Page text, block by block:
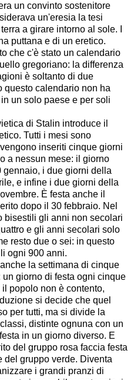
un convinto sostenitore
un'eresia la tesi
a girare intorno al sole. I
puttana e di un eretico.
che c'è stato un calendario
gregoriano: la differenza
è soltanto di due
questo calendario non ha
un solo paese e per soli
di Stalin introduce il
Tutti i mesi sono
inseriti cinque giorni
a nessun mese: il giorno
i due giorni della
e infine i due giorni della
È festa anche il
dopo il 30 febbraio. Nel
bisestili gli anni non secolari
e gli anni secolari solo
resto due o sei: in questo
ogni 900 anni.
la settimana di cinque
giorno di festa ogni cinque
popolo non è contento,
si decide che quel
per tutti, ma si divide la
distinte ognuna con un
in un giorno diverso. E
del gruppo rosa faccia festa
del gruppo verde. Diventa
i grandi pranzi di